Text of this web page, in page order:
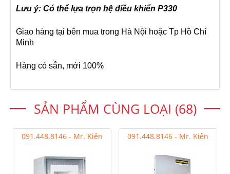
Lưu ý: Có thể lựa trọn hệ điều khiển P330
Giao hàng tại bên mua trong Hà Nội hoặc Tp Hồ Chí
Minh
Hàng có sẵn, mới 100%
SẢN PHẨM CÙNG LOẠI (68)
091.448.8146 - Mr. Kiên 091.448.8146 - Mr. Kiên